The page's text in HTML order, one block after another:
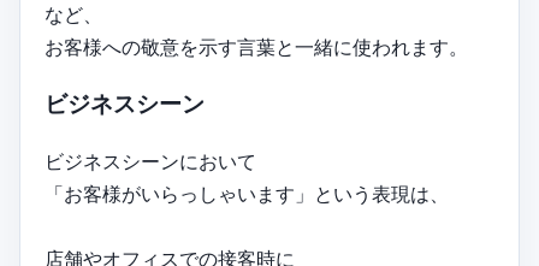
など、
お客様への敬意を示す言葉と一緒に使われます。
ビジネスシーン
ビジネスシーンにおいて
「お客様がいらっしゃいます」という表現は、
店舗やオフィスでの接客時に